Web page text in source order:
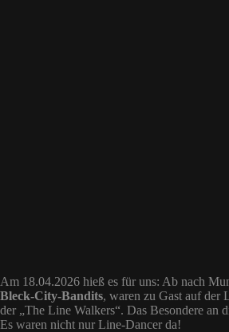
Am 18.04.2026 hieß es für uns: Ab nach
Bleck-City-Bandits, waren zu Gast auf der
der „The Line Walkers“. Das Besondere an
Es waren nicht nur Line-Dancer da!